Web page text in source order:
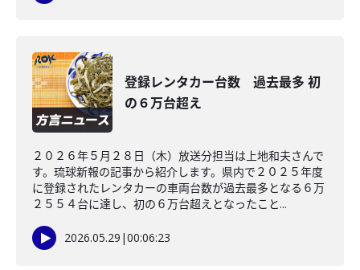
登録レンタカー台数 過去最多 初
の６万台超え
２０２６年５月２８日（木）放送分担当は上地和夫さんで
す。琉球新報の記事から紹介します。県内で２０２５年度
に登録されたレンタカーの車両台数が過去最多となる６万
２５５４台に達し、初の６万台超えとなったこと...
2026.05.29 |00:06:23